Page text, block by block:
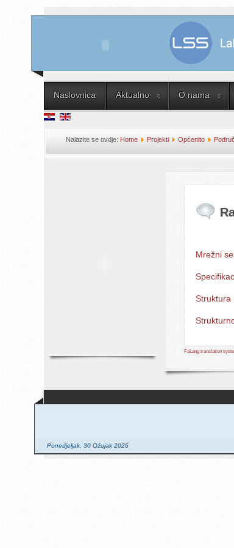
Naslovnica Aktualno O nama
Nalazite se ovdje:Home Projekti Općenito
Mrežni
Struktura
FaLang translation
Ponedjeljak, 30 Ožujak 2026